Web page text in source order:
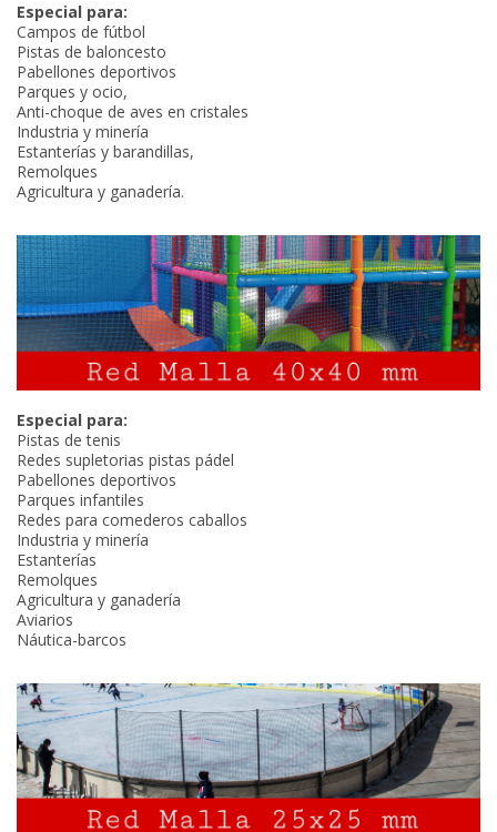
Especial para:
Campos de fútbol
Pistas de baloncesto
Pabellones deportivos
Parques y ocio,
Anti-choque de aves en cristales
Industria y minería
Estanterías y barandillas,
Remolques
Agricultura y ganadería.
Especial para:
Pistas de tenis
Redes supletorias pistas pádel
Pabellones deportivos
Parques infantiles
Redes para comederos caballos
Industria y minería
Estanterías
Remolques
Agricultura y ganadería
Aviarios
Náutica-barcos